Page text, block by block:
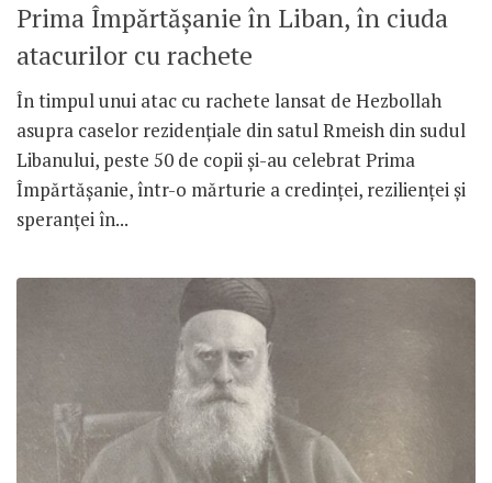
Prima Împărtășanie în Liban, în ciuda
atacurilor cu rachete
În timpul unui atac cu rachete lansat de Hezbollah
asupra caselor rezidențiale din satul Rmeish din sudul
Libanului, peste 50 de copii și-au celebrat Prima
Împărtășanie, într-o mărturie a credinței, rezilienței și
speranței în...